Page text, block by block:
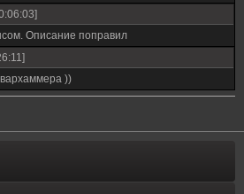
Описание поправил
))